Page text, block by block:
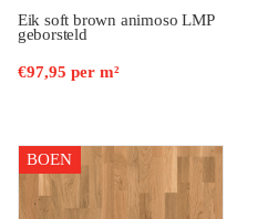
Eik soft brown animoso LMP
geborsteld
€97,95 per m²
BOEN